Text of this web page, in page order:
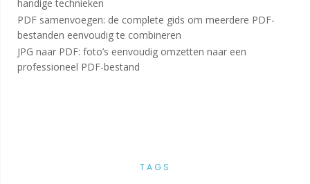
handige technieken
PDF samenvoegen: de complete gids om meerdere PDF-
bestanden eenvoudig te combineren
JPG naar PDF: foto’s eenvoudig omzetten naar een
professioneel PDF-bestand
TAGS